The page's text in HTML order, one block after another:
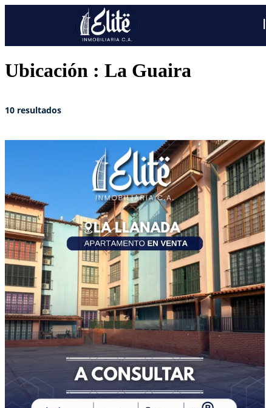
Ubicación : La Guaira
10 resultados